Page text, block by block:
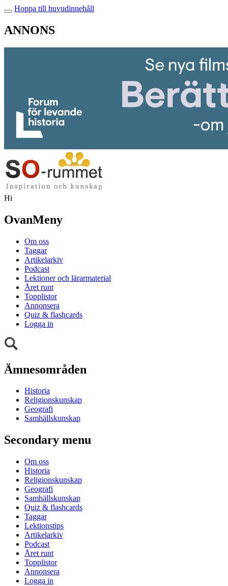
Hoppa till huvudinnehåll
ANNONS
Hi
OvanMeny
Om oss
Taggar
Artikelarkiv
Podcast
Lektioner och lärarmaterial
Året runt
Topplistor
Annonsera
Quiz & flashcards
Logga in
Ämnesområden
Historia
Religionskunskap
Geografi
Samhällskunskap
Secondary menu
Om oss
Historia
Religionskunskap
Geografi
Samhällskunskap
Quiz & flashcards
Taggar
Lektionstips
Artikelarkiv
Podcast
Året runt
Topplistor
Annonsera
Logga in